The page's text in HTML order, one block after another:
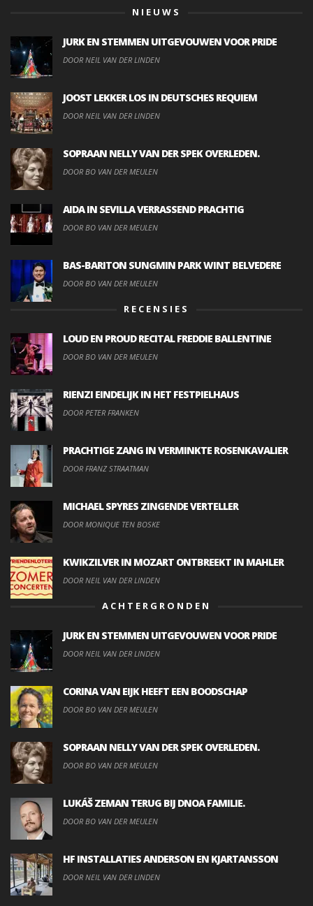
NIEUWS
JURK EN STEMMEN UITGEVOUWEN VOOR PRIDE
DOOR NEIL VAN DER LINDEN
JOOST LEKKER LOS IN DEUTSCHES REQUIEM
DOOR NEIL VAN DER LINDEN
SOPRAAN NELLY VAN DER SPEK OVERLEDEN.
DOOR BO VAN DER MEULEN
AIDA IN SEVILLA VERRASSEND PRACHTIG
DOOR BO VAN DER MEULEN
BAS-BARITON SUNGMIN PARK WINT BELVEDERE
DOOR BO VAN DER MEULEN
RECENSIES
LOUD EN PROUD RECITAL FREDDIE BALLENTINE
DOOR BO VAN DER MEULEN
RIENZI EINDELIJK IN HET FESTPIELHAUS
DOOR PETER FRANKEN
PRACHTIGE ZANG IN VERMINKTE ROSENKAVALIER
DOOR FRANZ STRAATMAN
MICHAEL SPYRES ZINGENDE VERTELLER
DOOR MONIQUE TEN BOSKE
KWIKZILVER IN MOZART ONTBREEKT IN MAHLER
DOOR NEIL VAN DER LINDEN
ACHTERGRONDEN
JURK EN STEMMEN UITGEVOUWEN VOOR PRIDE
DOOR NEIL VAN DER LINDEN
CORINA VAN EIJK HEEFT EEN BOODSCHAP
DOOR BO VAN DER MEULEN
SOPRAAN NELLY VAN DER SPEK OVERLEDEN.
DOOR BO VAN DER MEULEN
LUKÁŠ ZEMAN TERUG BIJ DNOA FAMILIE.
DOOR BO VAN DER MEULEN
HF INSTALLATIES ANDERSON EN KJARTANSSON
DOOR NEIL VAN DER LINDEN